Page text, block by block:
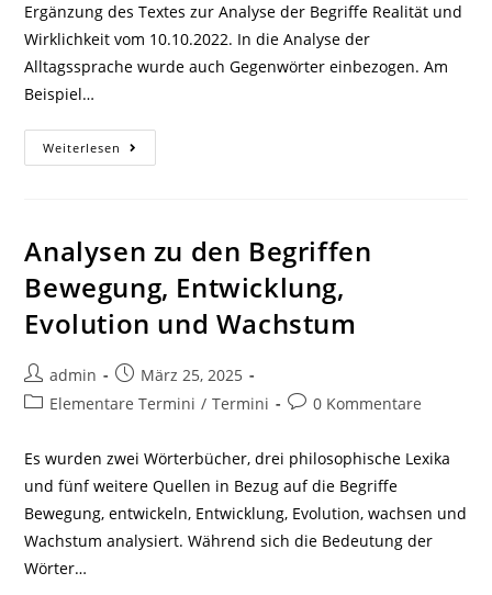
Ergänzung des Textes zur Analyse der Begriffe Realität und
Wirklichkeit vom 10.10.2022. In die Analyse der
Alltagssprache wurde auch Gegenwörter einbezogen. Am
Beispiel…
Weiterlesen Analysen
Zu
Wirklichkeit
Analysen zu den Begriffen
Bewegung, Entwicklung,
Evolution und Wachstum
Beitrags-
Autor:
admin
Beitrag
veröffentlicht:
März 25, 2025
Beitrags-
Elementare Termini / Termini
Beitrags-
0 Kommentare
Es wurden zwei Wörterbücher, drei philosophische Lexika
und fünf weitere Quellen in Bezug auf die Begriffe
Bewegung, entwickeln, Entwicklung, Evolution, wachsen und
Wachstum analysiert. Während sich die Bedeutung der
Wörter…